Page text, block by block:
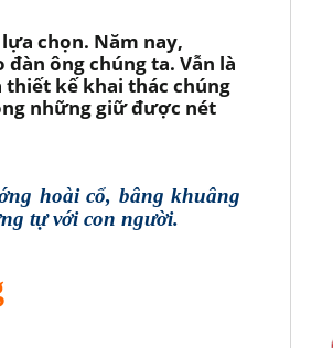
chọn. Năm nay,
ông chúng ta. Vẫn là
thiết kế khai thác chúng
những giữ được nét
hoài cổ, bâng khuâng
tự với con người.